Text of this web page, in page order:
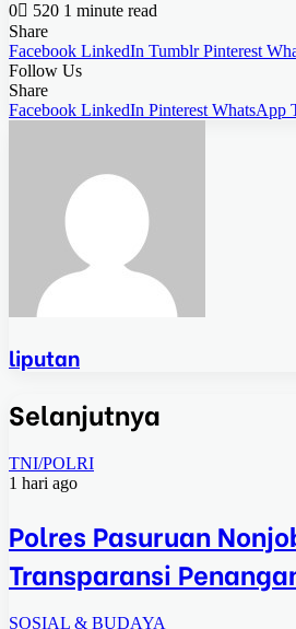
0
520 1 minute read
Share
Facebook LinkedIn Tumblr Pinterest
Follow Us
Share
Facebook LinkedIn Pinterest WhatsApp
liputan
Selanjutnya
TNI/POLRI
1 hari ago
Polres Pasuruan
Transparansi
SOSIAL & BUDAYA